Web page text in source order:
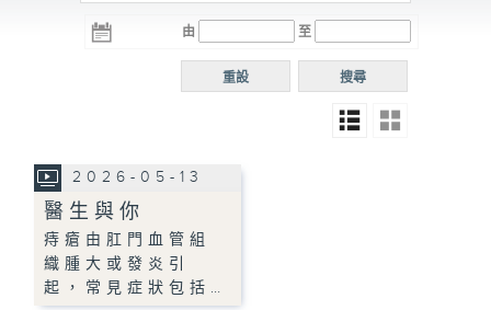
電台 電台
R5
電台
普通
由 至
搜尋
重設
2026-05-13
醫生與你
痔瘡由肛門血管組
織腫大或發炎引
起，常見症狀包括…